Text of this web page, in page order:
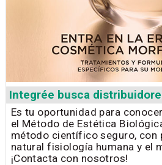
Integrée busca
Es tu oportunidad para
el Método de Estética
método científico seguro, con
natural fisiología humana y el
¡Contacta con nosotros!